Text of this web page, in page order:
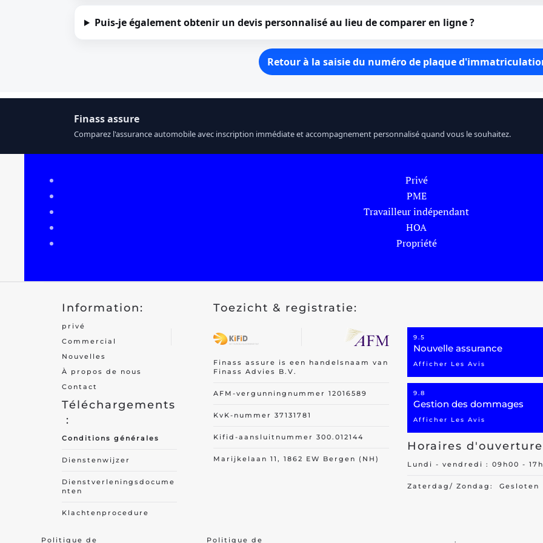
Puis-je également obtenir un devis personnalisé au lieu de comparer en ligne ?
Retour à la saisie du numéro de plaque
Finass assure
Comparez l'assurance automobile avec inscription immédiate et accompagnement personnalisé quand vous le souhaitez.
Privé
PME
Travailleur indépendant
HOA
Propriété
Information:
privé
Commercial
Nouvelles
À propos de nous
Contact
Téléchargements
:
Conditions générales
Dienstenwijzer
Dienstverleningsdocume
nten
Klachtenprocedure
Toezicht & registratie:
Finass assure is een handelsnaam van
Finass Advies B.V.
AFM-vergunningnummer 12016589
KvK-nummer 37131781
Kifid-aansluitnummer 300.012144
Marijkelaan 11, 1862 EW Bergen (NH)
9.5
Nouvelle assurance
Afficher Les Avis
9.8
Gestion des dommages
Afficher Les Avis
Horaires
Lundi - vendredi : 09h00 -
Zaterdag/ Zondag: Gesloten
Politique de Politique de .